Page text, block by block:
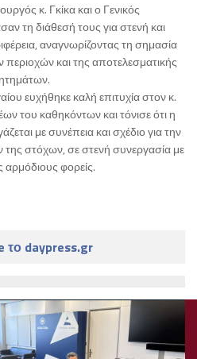
κ. Γκίκα και ο Γενικός
τη διάθεσή τους για στενή και
αναγνωρίζοντας τη σημασία
και της αποτελεσματικής
ευχήθηκε καλή επιτυχία στον κ.
του καθηκόντων και τόνισε ότι η
με συνέπεια και σχέδιο για την
στόχων, σε στενή συνεργασία με
φορείς.
το daypress.gr